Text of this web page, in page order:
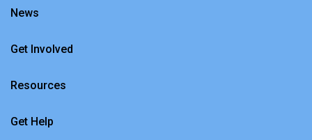
News
Get Involved
Resources
Get Help